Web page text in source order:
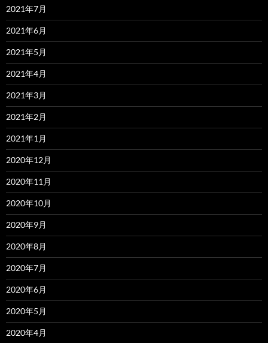
2021年7月
2021年6月
2021年5月
2021年4月
2021年3月
2021年2月
2021年1月
2020年12月
2020年11月
2020年10月
2020年9月
2020年8月
2020年7月
2020年6月
2020年5月
2020年4月